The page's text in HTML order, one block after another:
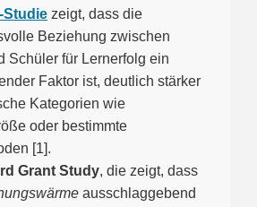
Studie zeigt, dass die
Beziehung zwischen
Schüler für Lernerfolg ein
Faktor ist, deutlich stärker
Kategorien wie
oder bestimmte
[1].
Grant Study, die zeigt, dass
ausschlaggebend